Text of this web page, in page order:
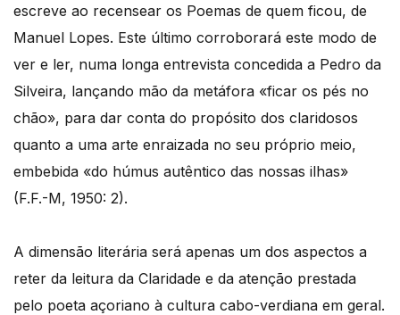
escreve ao recensear os Poemas de quem ficou, de
Manuel Lopes. Este último corroborará este modo de
ver e ler, numa longa entrevista concedida a Pedro da
Silveira, lançando mão da metáfora «ficar os pés no
chão», para dar conta do propósito dos claridosos
quanto a uma arte enraizada no seu próprio meio,
embebida «do húmus autêntico das nossas ilhas»
(F.F.-M, 1950: 2).
A dimensão literária será apenas um dos aspectos a
reter da leitura da Claridade e da atenção prestada
pelo poeta açoriano à cultura cabo-verdiana em geral.